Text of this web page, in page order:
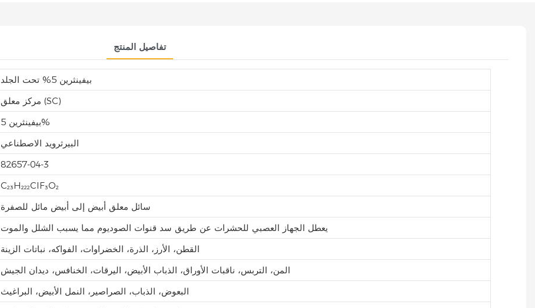
تفاصيل المنتج
بيفينثرين 5% تحت الجلد
مركز معلق (SC)
بيفينثرين 5%
البيرثرويد الاصطناعي
82657-04-3
C₂₃H₂₂₂ClF₃O₂
سائل معلق أبيض إلى أبيض مائل للصفرة
يعطل الجهاز العصبي للحشرات عن طريق سد قنوات الصوديوم مما يسبب الشلل والموت
القطن، الأرز، الذرة، الخضراوات، الفواكه، نباتات الزينة
المن، التربس، ناقبات الأوراق، الذباب الأبيض، اليرقات، الخنافس، ديدان الجيش
البعوض، الذباب، الصراصير، النمل الأبيض، البراغيث